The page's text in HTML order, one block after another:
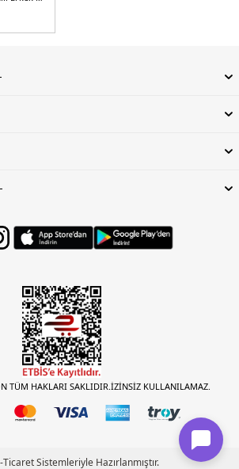
TÜM HAKLARI SAKLIDIR.İZİNSİZ KULLANILAMAZ.
TicaretSistemleriyle Hazırlanmıştır.